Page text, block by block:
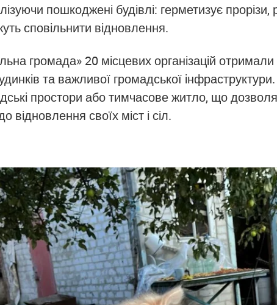
пошкоджені будівлі: герметизує
сповільнити відновлення.
громада» 20 місцевих організацій отримали
та важливої громадської
простори або тимчасове житло, що
відновлення своїх міст і сіл.